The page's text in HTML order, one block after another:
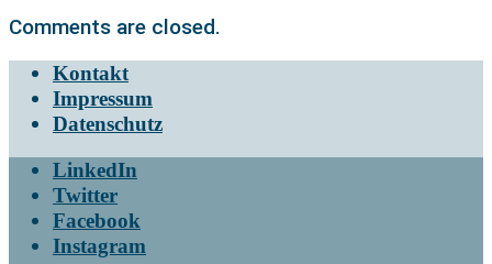
Comments are closed.
Kontakt
Impressum
Datenschutz
LinkedIn
Twitter
Facebook
Instagram